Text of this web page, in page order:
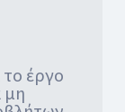
έργο
μη